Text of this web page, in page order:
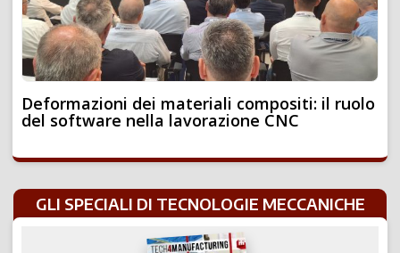
Deformazioni dei materiali compositi: il ruolo
del software nella lavorazione CNC
GLI SPECIALI DI TECNOLOGIE MECCANICHE